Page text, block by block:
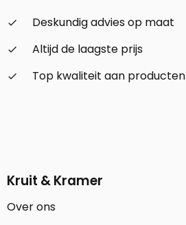
check_small
Deskundig advies op maat
check_small
Altijd de laagste prijs
check_small
Top kwaliteit aan producten
Kruit & Kramer
Over ons